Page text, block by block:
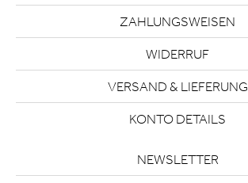
ZAHLUNGSWEISEN
WIDERRUF
VERSAND & LIEFERUNG
KONTO DETAILS
NEWSLETTER